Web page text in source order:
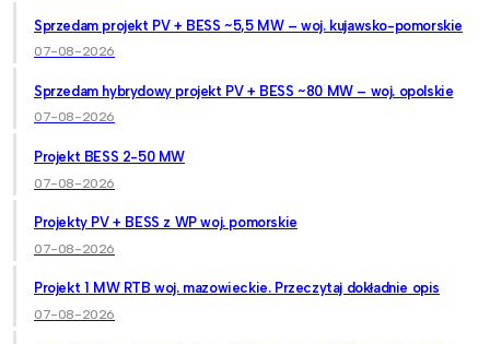
Sprzedam projekt PV + BESS ~5,5 MW – woj. kujawsko-pomorskie
07-08-2026
Sprzedam hybrydowy projekt PV + BESS ~80 MW – woj. opolskie
07-08-2026
Projekt BESS 2-50 MW
07-08-2026
Projekty PV + BESS z WP woj. pomorskie
07-08-2026
Projekt 1 MW RTB woj. mazowieckie. Przeczytaj dokładnie opis
07-08-2026